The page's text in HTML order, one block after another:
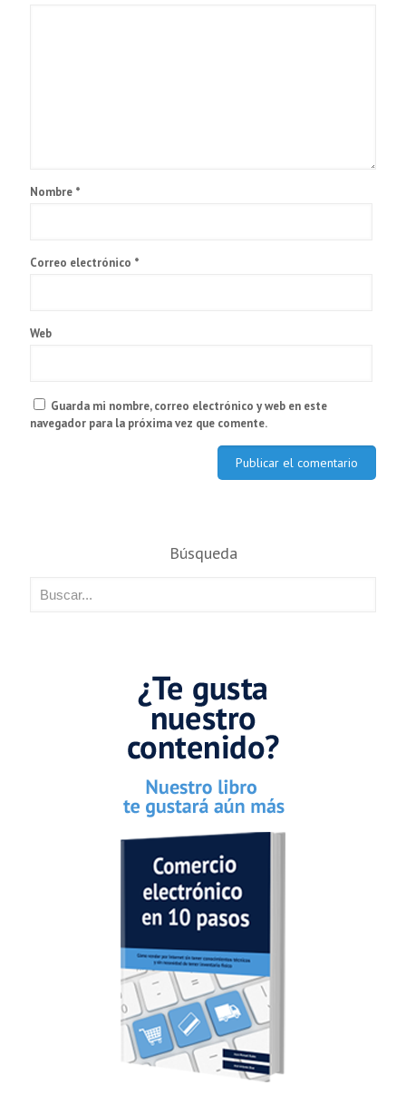
Nombre *
Correo electrónico *
Web
Guarda mi nombre, correo electrónico y web en este
navegador para la próxima vez que comente.
Búsqueda